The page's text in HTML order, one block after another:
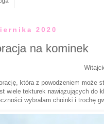
2020
na kominek
która z powodzeniem
wiele tekturek nawiązujących do
wybrałam choinki i trochę